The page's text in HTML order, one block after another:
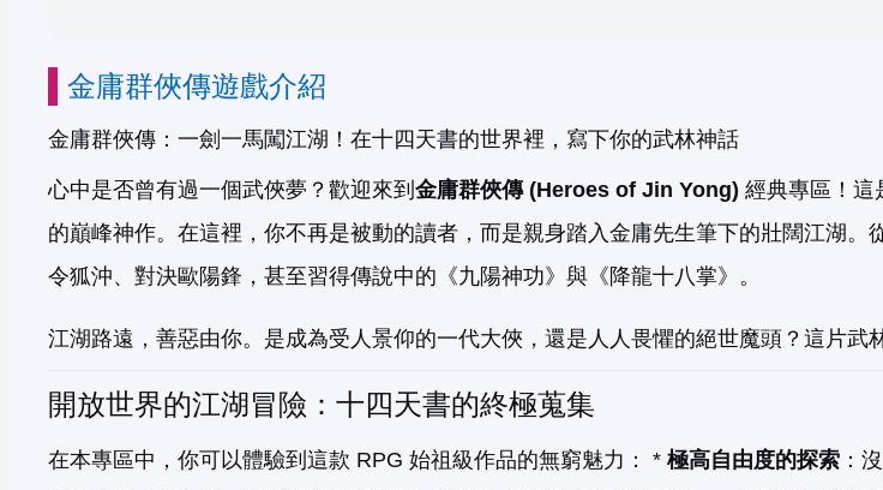
金庸群俠傳遊戲介紹
金庸群俠傳：一劍一馬闖江湖！在十四天書的世界裡，寫下你的武林神話
心中是否曾有過一個武俠夢？歡迎來到 金庸群俠傳 (Heroes of Jin Yong) 經典專區！這
的巔峰神作。在這裡，你不再是被動的讀者，而是親身踏入金庸先生筆下的壯闊江湖。
令狐沖、對決歐陽鋒，甚至習得傳說中的《九陽神功》與《降龍十八掌》。
江湖路遠，善惡由你。是成為受人景仰的一代大俠，還是人人畏懼的絕世魔頭？這片武
開放世界的江湖冒險：十四天書的終極蒐集
在本專區中，你可以體驗到這款 RPG 始祖級作品的無窮魅力： * 極高自由度的探索 ：